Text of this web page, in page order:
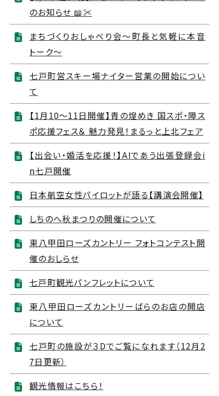
のお知らせ 📖✂️
まちづくりおしゃべり会～町長と気軽に本音
トーク～
七戸町営スキー場ナイター営業の開始につい
て
【1月10～11日開催】青の煌めき 国スポ・障ス
ポ応援フェス＆ 魅力発見！まるっと上北フェア
【出会い・婚活を応援！】AIであう出張登録会i
n七戸開催
日本航空女性パイロットが語る【講演会開催】
しちのへ秋まつりの開催について
東八甲田ローズカントリー フォトコンテスト開
催のおしらせ
七戸町観光パンフレットについて
東八甲田ローズカントリーばらのお店の開店
について
七戸町の施設が３Dでご覧になれます（12月2
7日更新）
観光情報はこちら！